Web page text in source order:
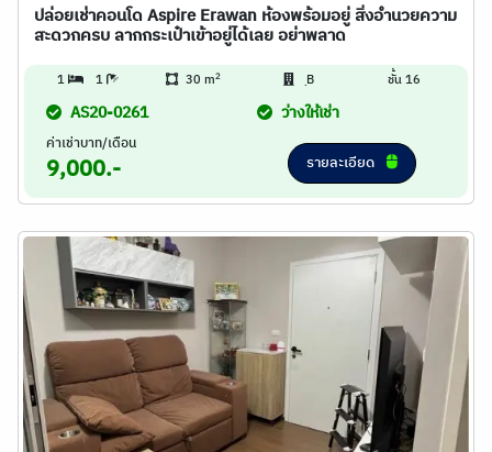
ปล่อยเช่าคอนโด Aspire Erawan ห้องพร้อมอยู่ สิ่งอำนวยความ
สะดวกครบ ลากกระเป๋าเข้าอยู่ได้เลย อย่าพลาด
1 1 30 m2 ฺB ชั้น 16
AS20-0261 ว่างให้เช่า
ค่าเช่าบาท/เดือน
9,000.- รายละเอียด